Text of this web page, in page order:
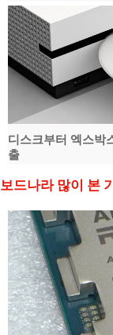
디스크부터 엑스박
출
보드나라 많이 본